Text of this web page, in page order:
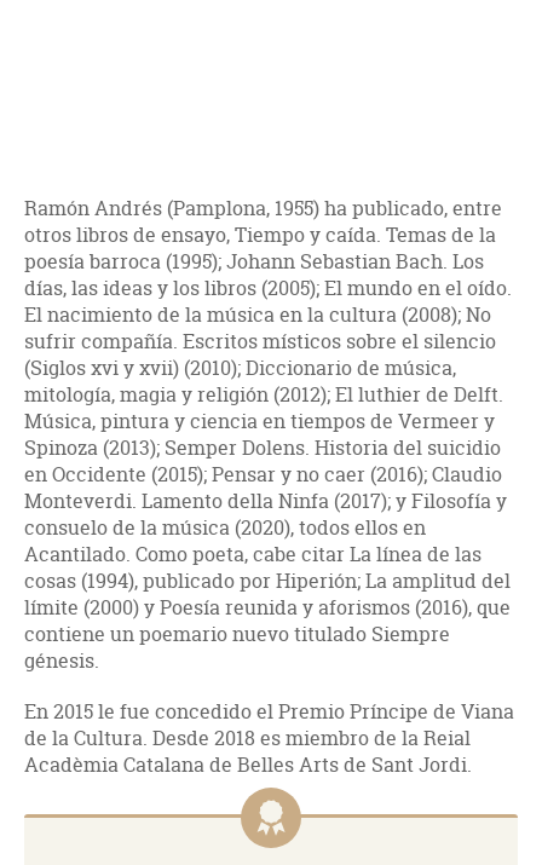
Ramón Andrés (Pamplona, 1955) ha publicado, entre
otros libros de ensayo, Tiempo y caída. Temas de la
poesía barroca (1995); Johann Sebastian Bach. Los
días, las ideas y los libros (2005); El mundo en el oído.
El nacimiento de la música en la cultura (2008); No
sufrir compañía. Escritos místicos sobre el silencio
(Siglos xvi y xvii) (2010); Diccionario de música,
mitología, magia y religión (2012); El luthier de Delft.
Música, pintura y ciencia en tiempos de Vermeer y
Spinoza (2013); Semper Dolens. Historia del suicidio
en Occidente (2015); Pensar y no caer (2016); Claudio
Monteverdi. Lamento della Ninfa (2017); y Filosofía y
consuelo de la música (2020), todos ellos en
Acantilado. Como poeta, cabe citar La línea de las
cosas (1994), publicado por Hiperión; La amplitud del
límite (2000) y Poesía reunida y aforismos (2016), que
contiene un poemario nuevo titulado Siempre
génesis.
En 2015 le fue concedido el Premio Príncipe de Viana
de la Cultura. Desde 2018 es miembro de la Reial
Acadèmia Catalana de Belles Arts de Sant Jordi.